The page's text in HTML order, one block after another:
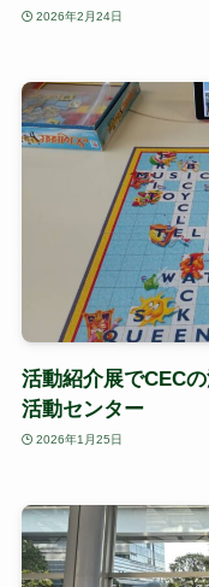
2026年2月24日
活動紹介展でCEC
活動センター
2026年1月25日